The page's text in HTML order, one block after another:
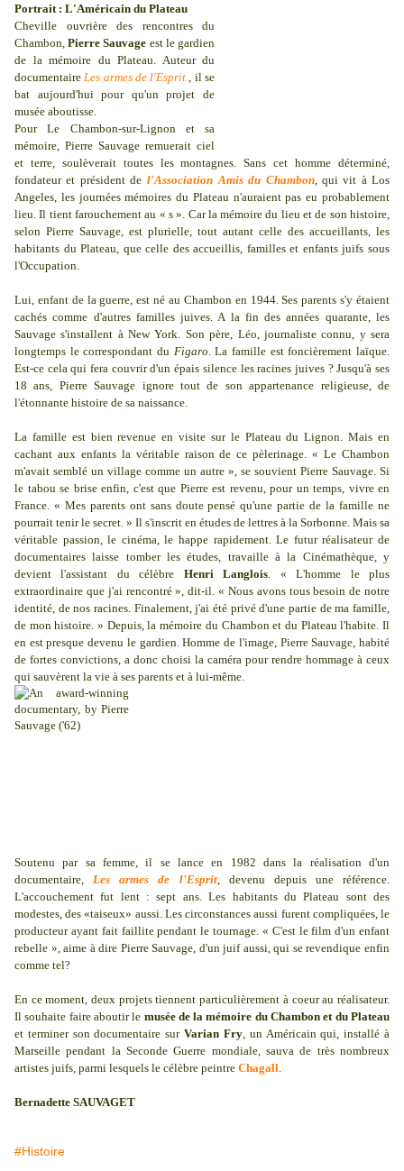
Portrait : L'Américain du Plateau
Cheville ouvrière des rencontres du
Chambon,Pierre Sauvage est le gardien
de la mémoire du Plateau. Auteur du
documentaireLes armes de l'Esprit , il se
bat aujourd'hui pour qu'un projet de
musée aboutisse.
Pour Le Chambon-sur-Lignon et sa
mémoire, Pierre Sauvage remuerait ciel
et terre, soulèverait toutes les montagnes. Sans cet homme déterminé,
fondateur et président de l'Association Amis du Chambon, qui vit à Los
Angeles, les journées mémoires du Plateau n'auraient pas eu probablement
lieu. Il tient farouchement au « s ». Car la mémoire du lieu et de son histoire,
selon Pierre Sauvage, est plurielle, tout autant celle des accueillants, les
habitants du Plateau, que celle des accueillis, familles et enfants juifs sous
l'Occupation.
Lui, enfant de la guerre, est né au Chambon en 1944. Ses parents s'y étaient
cachés comme d'autres familles juives. A la fin des années quarante, les
Sauvage s'installent à New York. Son père, Léo, journaliste connu, y sera
longtemps le correspondant du Figaro. La famille est foncièrement laïque.
Est-ce cela qui fera couvrir d'un épais silence les racines juives ? Jusqu'à ses
18 ans, Pierre Sauvage ignore tout de son appartenance religieuse, de
l'étonnante histoire de sa naissance.
La famille est bien revenue en visite sur le Plateau du Lignon. Mais en
cachant aux enfants la véritable raison de ce pèlerinage. « Le Chambon
m'avait semblé un village comme un autre », se souvient Pierre Sauvage. Si
le tabou se brise enfin, c'est que Pierre est revenu, pour un temps, vivre en
France. « Mes parents ont sans doute pensé qu'une partie de la famille ne
pourrait tenir le secret. » Il s'inscrit en études de lettres à la Sorbonne. Mais sa
véritable passion, le cinéma, le happe rapidement. Le futur réalisateur de
documentaires laisse tomber les études, travaille à la Cinémathèque, y
devient l'assistant du célèbre Henri Langlois. « L'homme le plus
extraordinaire que j'ai rencontré », dit-il. « Nous avons tous besoin de notre
identité, de nos racines. Finalement, j'ai été privé d'une partie de ma famille,
de mon histoire. » Depuis, la mémoire du Chambon et du Plateau l'habite. Il
en est presque devenu le gardien. Homme de l'image, Pierre Sauvage, habité
de fortes convictions, a donc choisi la caméra pour rendre hommage à ceux
qui sauvèrent la vie à ses parents et à lui-même.
Soutenu par sa femme, il se lance en 1982 dans la réalisation d'un
documentaire,Les armes de l'Esprit, devenu depuis une référence.
L'accouchement fut lent : sept ans. Les habitants du Plateau sont des
modestes, des «taiseux» aussi. Les circonstances aussi furent compliquées, le
producteur ayant fait faillite pendant le tournage. « C'est le film d'un enfant
rebelle », aime à dire Pierre Sauvage, d'un juif aussi, qui se revendique enfin
comme tel?
En ce moment, deux projets tiennent particulièrement à coeur au réalisateur.
Il souhaite faire aboutir le musée de la mémoire du Chambon et du Plateau
et terminer son documentaire surVarian Fry, un Américain qui, installé à
Marseille pendant la Seconde Guerre mondiale, sauva de très nombreux
artistes juifs, parmi lesquels le célèbre peintre Chagall.
Bernadette SAUVAGET
#Histoire